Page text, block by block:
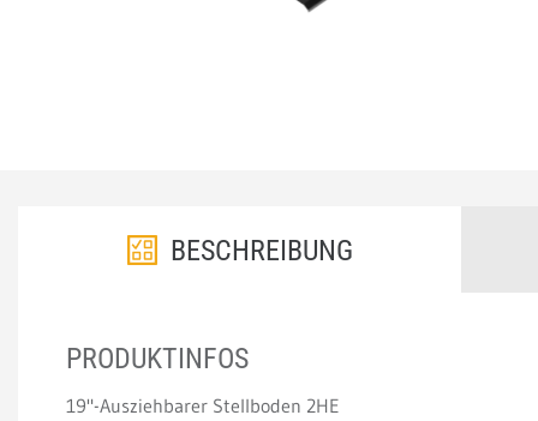
BESCHREIBUNG
PRODUKTINFOS
19"-Ausziehbarer Stellboden 2HE